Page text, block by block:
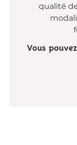
qualité
Vous